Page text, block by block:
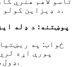
د ډیزاین کولو لپاره خالي ټیمپلیټ وړاندې کړو.
پوښتنه: د ډله
ځواب: په
پورې اړه
ډول، د تولید وخت په 10-15 ورځو کې دی.